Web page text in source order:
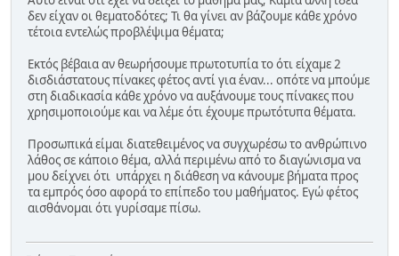
δεν είχαν οι θεματοδότες; Τι θα γίνει αν βάζουμε κάθε χρόνο
τέτοια εντελώς προβλέψιμα θέματα;
Εκτός βέβαια αν θεωρήσουμε πρωτοτυπία το ότι είχαμε 2
δισδιάστατους πίνακες φέτος αντί για έναν... οπότε να μπούμε
στη διαδικασία κάθε χρόνο να αυξάνουμε τους πίνακες που
χρησιμοποιούμε και να λέμε ότι έχουμε πρωτότυπα θέματα.
Προσωπικά είμαι διατεθειμένος να συγχωρέσω το ανθρώπινο
λάθος σε κάποιο θέμα, αλλά περιμένω από το διαγώνισμα να
μου δείχνει ότι υπάρχει η διάθεση να κάνουμε βήματα προς
τα εμπρός όσο αφορά το επίπεδο του μαθήματος. Εγώ φέτος
αισθάνομαι ότι γυρίσαμε πίσω.